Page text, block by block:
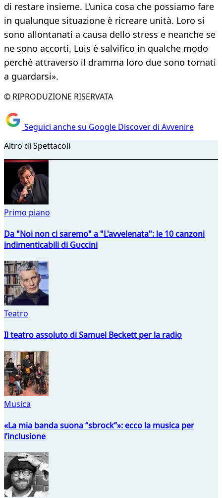
di restare insieme. L’unica cosa che possiamo fare
in qualunque situazione è ricreare unità. Loro si
sono allontanati a causa dello stress e neanche se
ne sono accorti. Luis è salvifico in qualche modo
perché attraverso il dramma loro due sono tornati
a guardarsi».
© RIPRODUZIONE RISERVATA
Seguici anche su Google Discover di Avvenire
Altro di Spettacoli
Primo piano
Da "Noi non ci saremo" a "L'avvelenata": le 10 canzoni
indimenticabili di Guccini
Teatro
Il teatro assoluto di Samuel Beckett per la radio
Musica
«La mia banda suona “sbrock”»: ecco la musica per
l’inclusione